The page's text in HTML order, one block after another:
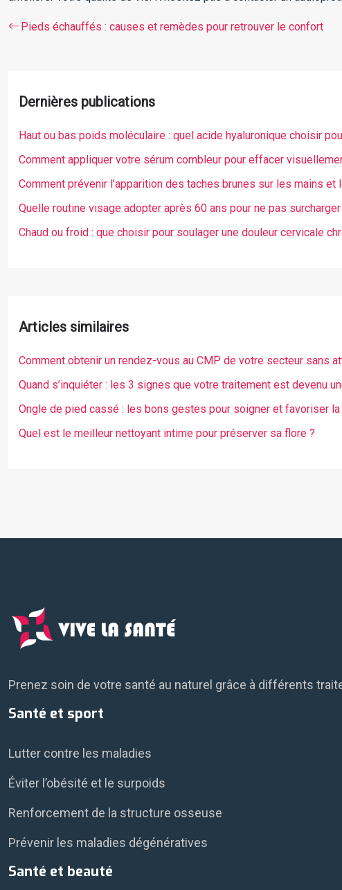
Pieds échauffés : causes et remèdes pour retrouver le confort
Dernières publications
Haut ou bas poids moléculaire : quel acide hyaluronique choisir
Comment appliquer votre sérum combleur pour effacer
Comment prévenir l’apparition des taches brunes sur les mains et
Quelle routine visage adopter après 60 ans pour ne pas
Chaud ou froid : que choisir pour soulager une douleur cervicale
Articles similaires
Comment obtenir un rendez-vous au CMP de votre secteur sans
Quand s’inquiéter : les 3 signes que votre traitement est devenu
Ongle de pied cassé : les bons gestes pour soigner et favoriser
Quel est le meilleur nettoyant intime pour préserver sa flore ?
Prenez soin de votre santé au naturel grâce à différents
Santé et sport
Lutter contre les maladies
Éviter l’obésité et le surpoids
Renforcement de la structure osseuse
Prévenir les maladies dégénératives
Santé et beauté